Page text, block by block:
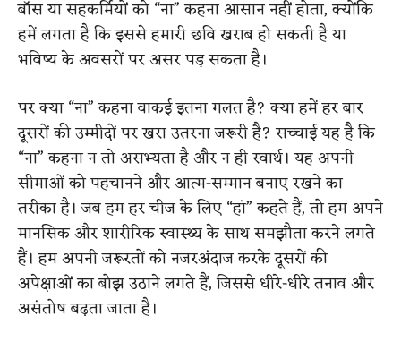
बॉस या सहकर्मियों को “ना” कहना आसान नहीं होता, क्योंकि
हमें लगता है कि इससे हमारी छवि खराब हो सकती है या
भविष्य के अवसरों पर असर पड़ सकता है।
पर क्या “ना” कहना वाकई इतना गलत है? क्या हमें हर बार
दूसरों की उम्मीदों पर खरा उतरना जरूरी है? सच्चाई यह है कि
“ना” कहना न तो असभ्यता है और न ही स्वार्थ। यह अपनी
सीमाओं को पहचानने और आत्म-सम्मान बनाए रखने का
तरीका है। जब हम हर चीज के लिए “हां” कहते हैं, तो हम अपने
मानसिक और शारीरिक स्वास्थ्य के साथ समझौता करने लगते
हैं। हम अपनी जरूरतों को नजरअंदाज करके दूसरों की
अपेक्षाओं का बोझ उठाने लगते हैं, जिससे धीरे-धीरे तनाव और
असंतोष बढ़ता जाता है।